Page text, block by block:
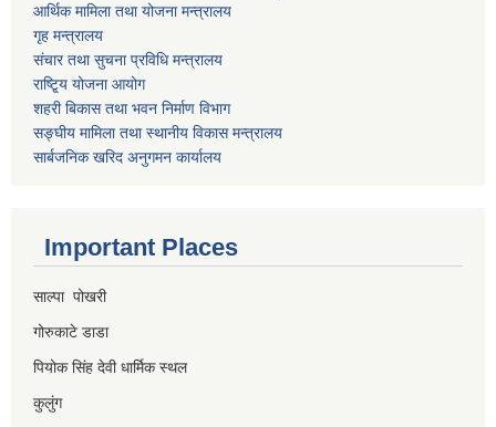
आर्थिक मामिला तथा योजना मन्त्रालय
गृह मन्त्रालय
संचार तथा सुचना प्रविधि मन्त्रालय
राष्टि्ृय योजना आयोग
शहरी बिकास तथा भवन निर्माण विभाग
सङ्घीय मामिला तथा स्थानीय विकास मन्त्रालय
सार्बजनिक खरिद अनुगमन कार्यालय
Important Places
साल्पा पोखरी
गोरुकाटे डाडा
पियोक सिंह देवी धार्मिक स्थल
कुलुंग